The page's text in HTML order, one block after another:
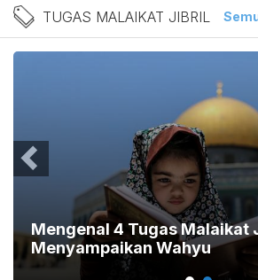
Berita Tugas
TUGAS MALAIKAT JIBRIL
Mengenal 4 Tugas Malaikat
Menyampaikan Wahyu